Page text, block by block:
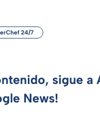
24/7
sigue a
News!